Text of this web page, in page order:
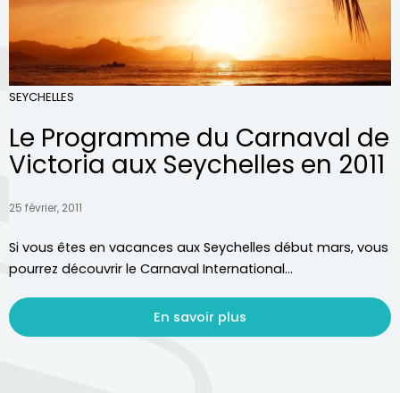
SEYCHELLES
Le Programme du Carnaval de
Victoria aux Seychelles en 2011
25 février, 2011
Si vous êtes en vacances aux Seychelles début mars, vous
pourrez découvrir le Carnaval International...
En savoir plus